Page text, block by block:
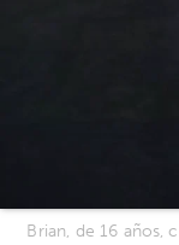
Brian, de 16 años,